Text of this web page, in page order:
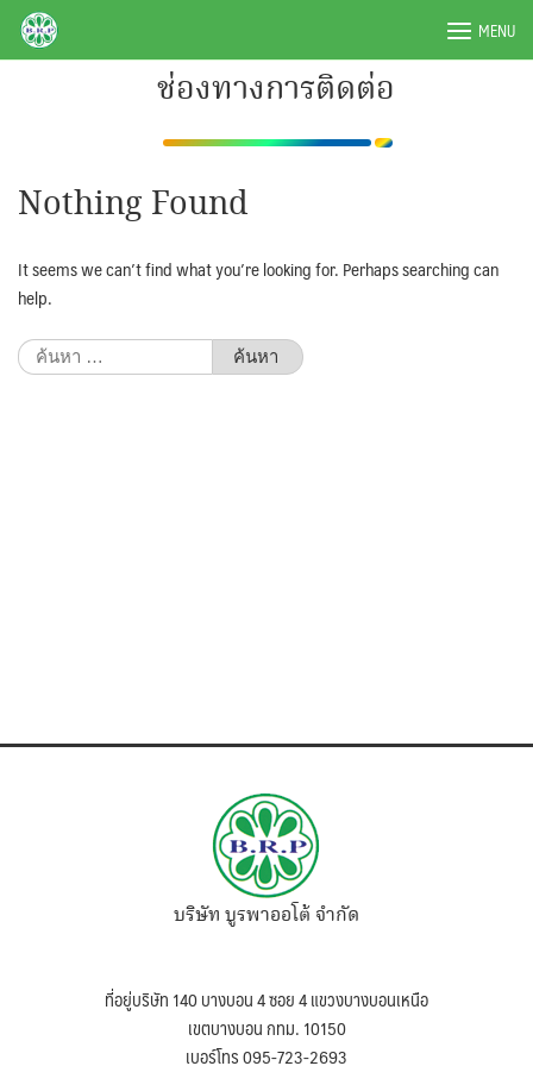
SkipBRPAUTO.COM MENU
ช่องทางการติดต่อ
Nothing Found
It seems we can’t find what you’re looking for. Perhaps searching can
help.
ค้นหา
สำหรับ:
บริษัท บูรพาออโต้ จำกัด
ที่อยู่บริษัท 140 บางบอน 4 ซอย 4 แขวงบางบอนเหนือ
เขตบางบอน กทม. 10150
เบอร์โทร 095-723-2693